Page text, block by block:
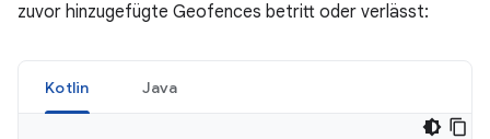
zuvor hinzugefügte Geofences betritt oder verlässt:
Kotlin Java